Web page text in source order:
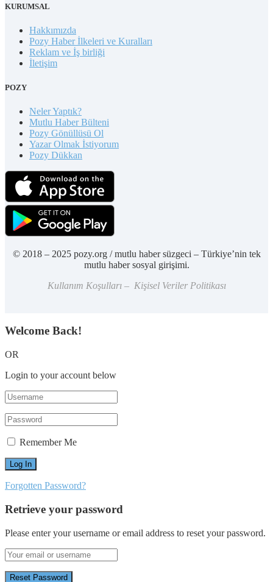
KURUMSAL
Hakkımızda
Pozy Haber İlkeleri ve Kuralları
Reklam ve İş birliği
İletişim
POZY
Neler Yaptık?
Mutlu Haber Bülteni
Pozy Gönüllüsü Ol
Yazar Olmak İstiyorum
Pozy Dükkan
© 2018 – 2025 pozy.org / mutlu haber süzgeci – Türkiye’nin tek
mutlu haber sosyal girişimi.
Kullanım Koşulları – Kişisel Veriler Politikası
Welcome Back!
OR
Login to your account below
Remember Me
Forgotten Password?
Retrieve your password
Please enter your username or email address to reset your password.